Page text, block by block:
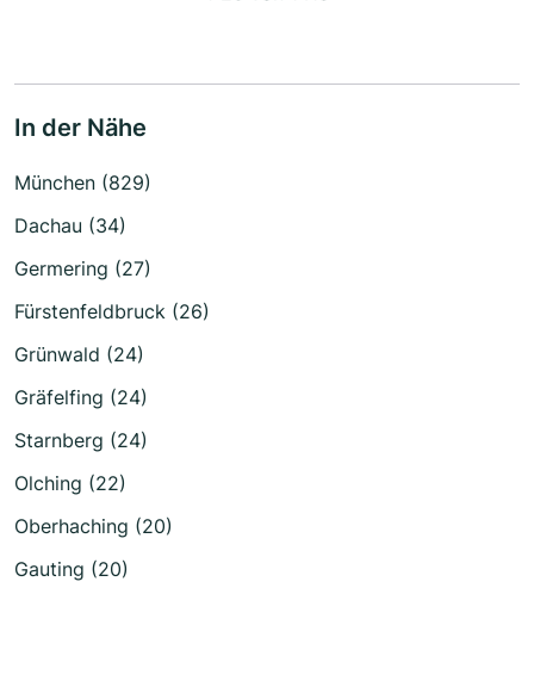
In der Nähe
München (829)
Dachau (34)
Germering (27)
Fürstenfeldbruck (26)
Grünwald (24)
Gräfelfing (24)
Starnberg (24)
Olching (22)
Oberhaching (20)
Gauting (20)